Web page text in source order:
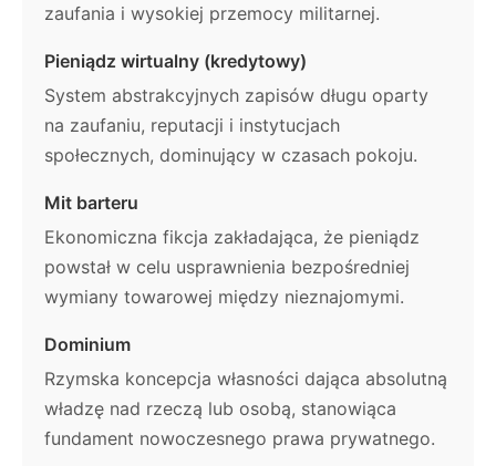
zaufania i wysokiej przemocy militarnej.
Pieniądz wirtualny (kredytowy)
System abstrakcyjnych zapisów długu oparty
na zaufaniu, reputacji i instytucjach
społecznych, dominujący w czasach pokoju.
Mit barteru
Ekonomiczna fikcja zakładająca, że pieniądz
powstał w celu usprawnienia bezpośredniej
wymiany towarowej między nieznajomymi.
Dominium
Rzymska koncepcja własności dająca absolutną
władzę nad rzeczą lub osobą, stanowiąca
fundament nowoczesnego prawa prywatnego.